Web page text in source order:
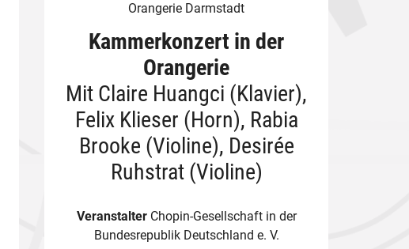
Orangerie Darmstadt
Kammerkonzert in der
Orangerie
Mit Claire Huangci (Klavier),
Felix Klieser (Horn), Rabia
Brooke (Violine), Desirée
Ruhstrat (Violine)
VeranstalterChopin-Gesellschaft in der
Bundesrepublik Deutschland e. V.